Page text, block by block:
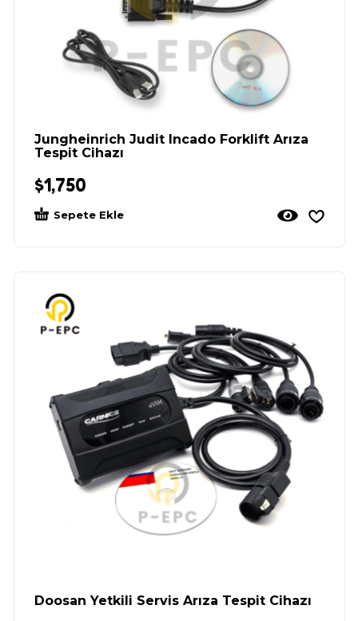
Jungheinrich Judit Incado Forklift Arıza
Tespit Cihazı
$1,750
Sepete Ekle
Doosan Yetkili Servis Arıza Tespit Cihazı